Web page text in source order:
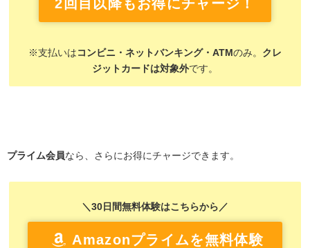
2回目以降もお得にチャージ！
※支払いは コンビニ・ネットバンキング・ATMのみ。 クレ
ジットカードは対象外です。
プライム会員なら、さらにお得にチャージできます。
＼30日間無料体験はこちらから／
Amazonプライムを無料体験